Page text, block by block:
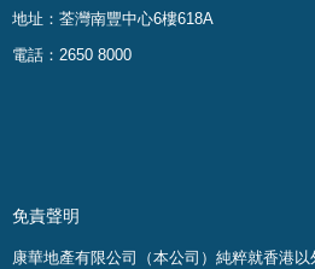
地址：荃灣南豐中心6樓618A
電話：2650 8000
免責聲明
康華地產有限公司（本公司）純粹就香港